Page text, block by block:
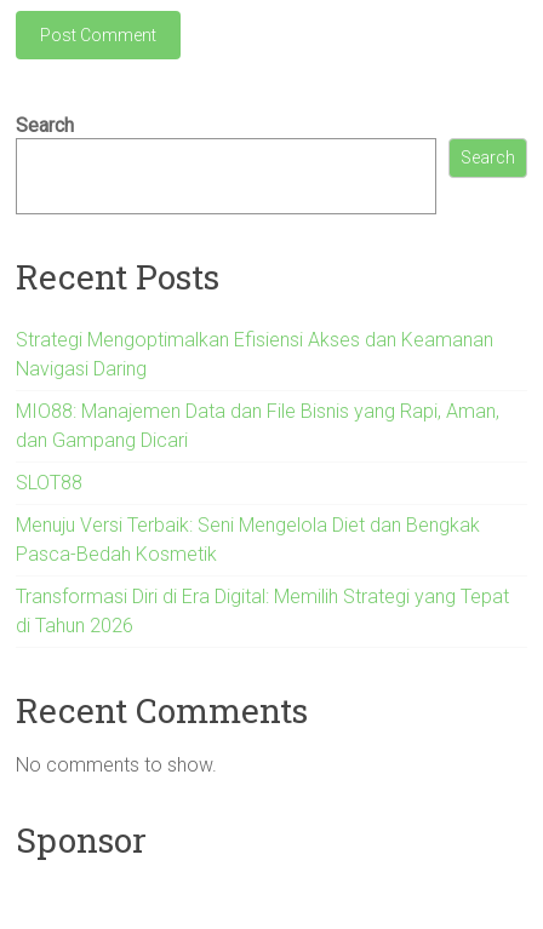
Search
Search
Recent Posts
Strategi Mengoptimalkan Efisiensi Akses dan Keamanan
Navigasi Daring
MIO88: Manajemen Data dan File Bisnis yang Rapi, Aman,
dan Gampang Dicari
SLOT88
Menuju Versi Terbaik: Seni Mengelola Diet dan Bengkak
Pasca-Bedah Kosmetik
Transformasi Diri di Era Digital: Memilih Strategi yang Tepat
di Tahun 2026
Recent Comments
No comments to show.
Sponsor